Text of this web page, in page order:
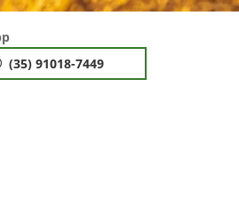
(35) 91018-7449